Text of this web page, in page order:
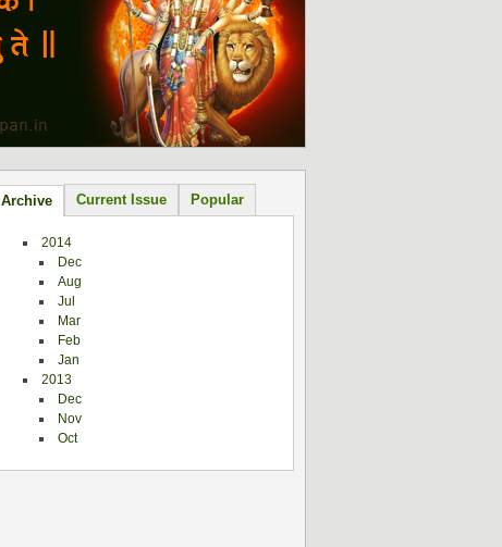
Archive Current Issue Popular
2014
Dec
Aug
Jul
Mar
Feb
Jan
2013
Dec
Nov
Oct